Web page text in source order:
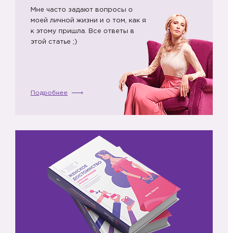
Мне часто задают вопросы о
моей личной жизни и о том, как я
к этому пришла. Все ответы в
этой статье ;)
Подробнее